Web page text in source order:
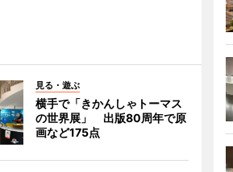
見る・遊ぶ
横手で「きかんしゃトーマス
の世界展」 出版80周年で原
画など175点